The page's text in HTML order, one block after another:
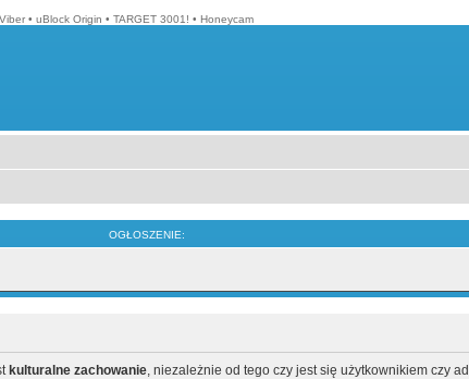
Viber • uBlock Origin • TARGET 3001! • Honeycam
OGŁOSZENIE:
kulturalne zachowanie, niezależnie od tego czy jest się użytkownikiem czy